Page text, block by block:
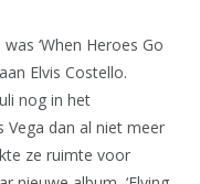
‘When Heroes Go
Elvis Costello.
nog in het
Vega dan al niet meer
ze ruimte voor